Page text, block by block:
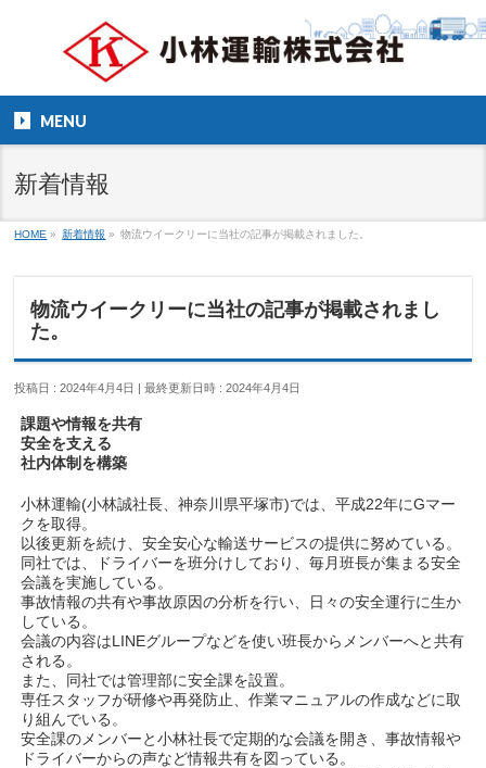
MENU
新着情報
HOME » 新着情報 » 物流ウイークリーに当社の記事が掲載されました。
物流ウイークリーに当社の記事が掲載されまし
た。
投稿日 : 2024年4月4日 最終更新日時 : 2024年4月4日
課題や情報を共有
安全を支える
社内体制を構築
小林運輸(小林誠社長、神奈川県平塚市)では、平成22年にGマー
クを取得。
以後更新を続け、安全安心な輸送サービスの提供に努めている。
同社では、ドライバーを班分けしており、毎月班長が集まる安全
会議を実施している。
事故情報の共有や事故原因の分析を行い、日々の安全運行に生か
している。
会議の内容はLINEグループなどを使い班長からメンバーへと共有
される。
また、同社では管理部に安全課を設置。
専任スタッフが研修や再発防止、作業マニュアルの作成などに取
り組んでいる。
安全課のメンバーと小林社長で定期的な会議を開き、事故情報や
ドライバーからの声など情報共有を図っている。